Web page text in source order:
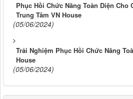
Phục Hồi Chức Năng Toàn Diện Cho
Trung Tâm VN House
(05/06/2024)
Trải Nghiệm Phục Hồi Chức Năng
House
(05/06/2024)